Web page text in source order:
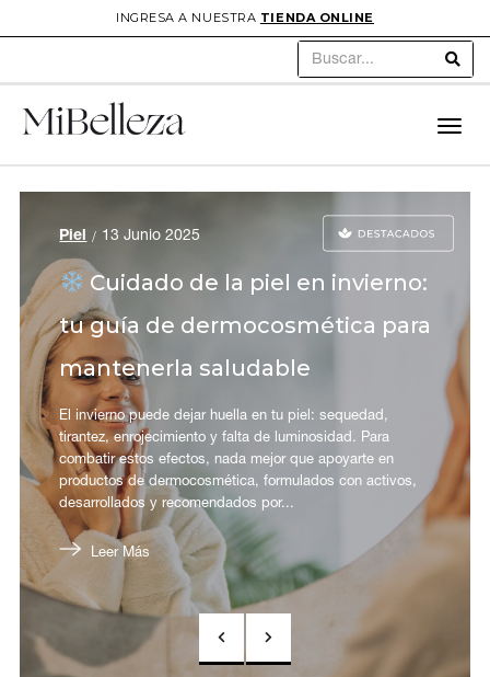
INGRESA A NUESTRA TIENDA ONLINE
Piel 13 Junio 2025
Cuidado de la piel en invierno:
tu guía de dermocosmética para
mantenerla saludable
El invierno puede dejar huella en tu piel: sequedad,
tirantez, enrojecimiento y falta de luminosidad. Para
combatir estos efectos, nada mejor que apoyarte en
productos de dermocosmética, formulados con activos,
desarrollados y recomendados por...
Leer Más
PrevoiusNext